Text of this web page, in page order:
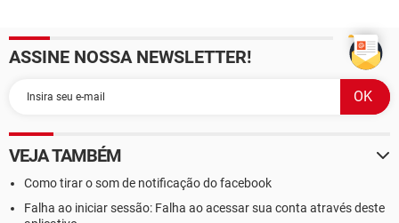
ASSINE NOSSA NEWSLETTER!
VEJA TAMBÉM
Como tirar o som de notificação do facebook
Falha ao iniciar sessão: Falha ao acessar sua conta através deste